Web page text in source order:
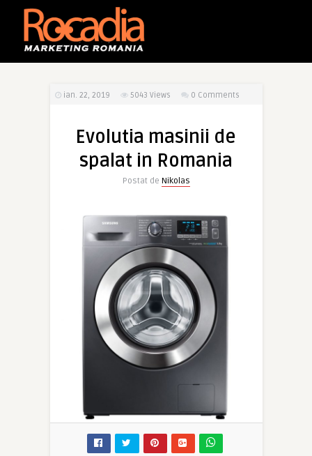
ian. 22, 2019 5043 Views 0 Comments
Evolutia masinii de
spalat in Romania
Postat de Nikolas